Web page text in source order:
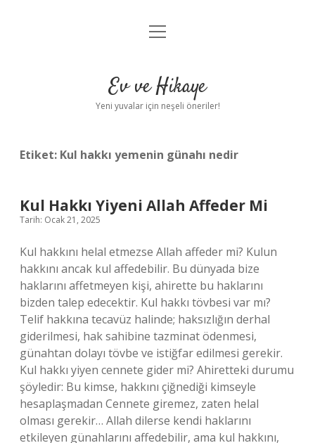
Anasayfa
Yasal Uyarı
menüyü
Ev ve Hikaye
Yeni yuvalar için neşeli öneriler!
Etiket: Kul hakkı yemenin günahı nedir
Kul Hakkı Yiyeni Allah Affeder Mi
Tarih: Ocak 21, 2025
Kul hakkını helal etmezse Allah affeder mi? Kulun
hakkını ancak kul affedebilir. Bu dünyada bize
haklarını affetmeyen kişi, ahirette bu haklarını
bizden talep edecektir. Kul hakkı tövbesi var mı?
Telif hakkına tecavüz halinde; haksızlığın derhal
giderilmesi, hak sahibine tazminat ödenmesi,
günahtan dolayı tövbe ve istiğfar edilmesi gerekir.
Kul hakkı yiyen cennete gider mi? Ahiretteki durumu
şöyledir: Bu kimse, hakkını çiğnediği kimseyle
hesaplaşmadan Cennete giremez, zaten helal
olması gerekir… Allah dilerse kendi haklarını
etkileyen günahlarını affedebilir, ama kul hakkını,